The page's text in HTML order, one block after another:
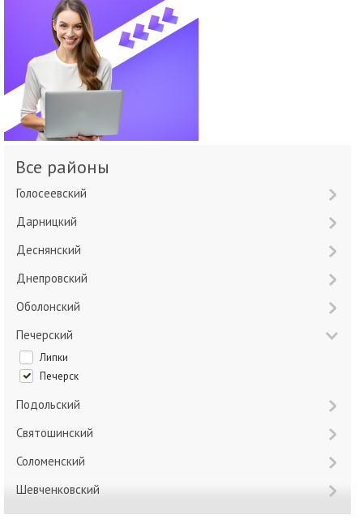
Все районы
Голосеевский
Дарницкий
Деснянский
Днепровский
Оболонский
Печерский
Липки
Печерск
Подольский
Святошинский
Соломенский
Шевченковский